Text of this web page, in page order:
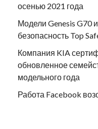
осенью 2021 года
Модели Genesis G70
безопасность Top
Компания KIA
обновленное
модельного года
Работа Facebook